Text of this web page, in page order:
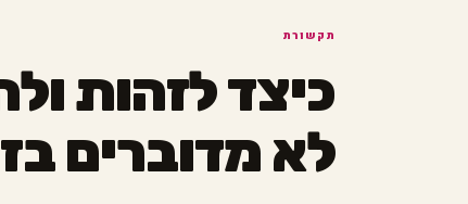
תקשורת
כיצד לזהות
לא מדוברים